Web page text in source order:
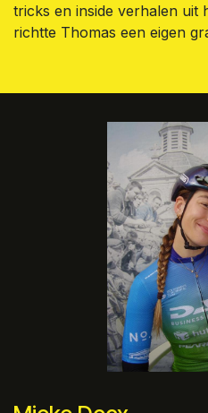
tricks en inside verhalen uit
richtte Thomas een eigen